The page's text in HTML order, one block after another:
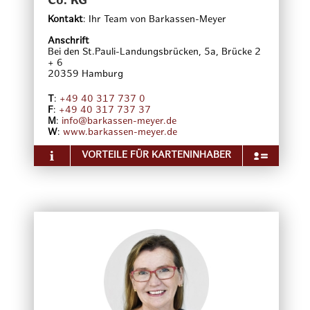
Moderation auf Deutsch und Polnisch
Kontakt: Ihr Team von Barkassen-Meyer
Anschrift
Bei den St.Pauli-Landungsbrücken, 5a, Brücke 2
+ 6
20359 Hamburg
: +49 40 317 737 0
F: +49 40 317 737 37
M : info@barkassen-meyer.de
W: www.barkassen-meyer.de
VORTEILE FÜR KARTENINHABER
Barkassen-Meyer die erste Wahl! Keine andere
Stadt in Europa hat mehr Brücken als Hamburg,
nicht einmal Venedig. In unserer Hansestadt
Hamburg führen rund 2.400 Bauwerke über
Wasser, Fleete, Kanäle und Hafenbecken. Erleben
Sie die Vielfältigkeit und die Größe des Hamburger
Hafens auf unseren verschieden Rundfahrten.